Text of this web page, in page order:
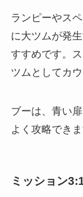
ランピーやス
に大ツムが発
すすめです。
ツムとしてカ
ブーは、青い
よく攻略できま
ミッション